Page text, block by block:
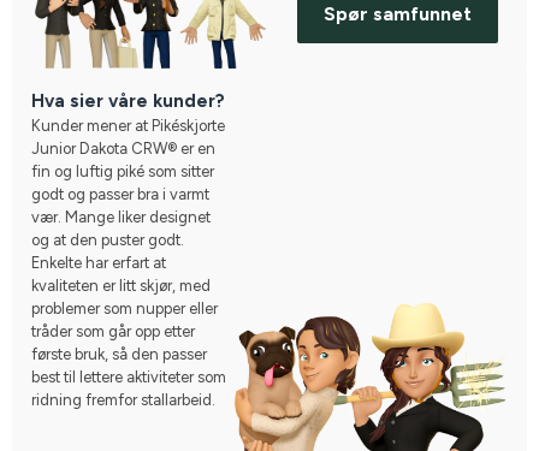
Spør samfunnet
Hva sier våre kunder?
Kunder mener at Pikéskjorte
Junior Dakota CRW® er en
fin og luftig piké som sitter
godt og passer bra i varmt
vær. Mange liker designet
og at den puster godt.
Enkelte har erfart at
kvaliteten er litt skjør, med
problemer som nupper eller
tråder som går opp etter
første bruk, så den passer
best til lettere aktiviteter som
ridning fremfor stallarbeid.